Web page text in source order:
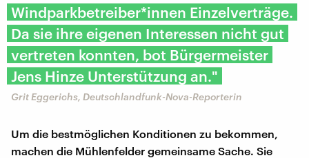
Windparkbetreiber*innen Einzelverträge.
Da sie ihre eigenen Interessen nicht gut
vertreten konnten, bot Bürgermeister
Jens Hinze Unterstützung an."
Grit Eggerichs, Deutschlandfunk-Nova-Reporterin
Um die bestmöglichen Konditionen zu bekommen,
machen die Mühlenfelder gemeinsame Sache. Sie